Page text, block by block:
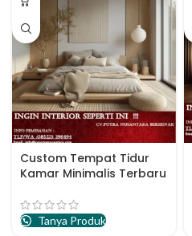
Custom Tempat Tidur
Kamar Minimalis Terbaru
Tanya Produk